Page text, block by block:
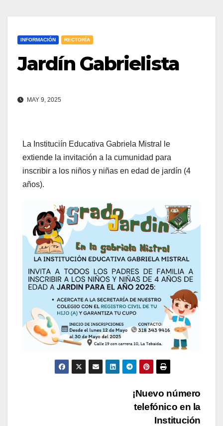
INFORMACIÓN RECTORÍA
Jardín Gabrielista
MAY 9, 2025
La Instituciín Educativa Gabriela Mistral le
extiende la invitación a la cumunidad para
inscribir a los niños y niñas en edad de jardín (4
años).
¡Nuevo número
telefónico en la
Institución